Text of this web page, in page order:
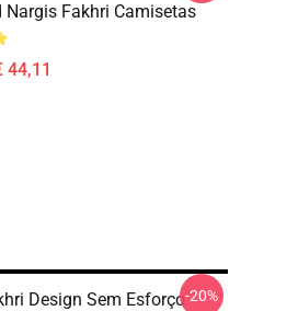
Nargis Fakhri Camisetas
44,11
Design Sem Esforço-20%